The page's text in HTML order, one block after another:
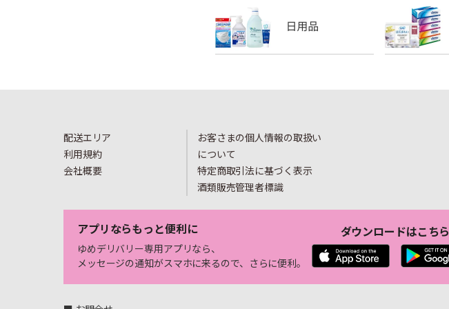
配送エリア
利用規約
会社概要
お客さまの個人情報の取扱い
について
特定商取引法に基づく表示
酒類販売管理者標識
アプリならもっと便利に
ゆめデリバリー専用アプリなら、
メッセージの通知がスマホに来るので、さらに便利。
ダウンロードはこちら